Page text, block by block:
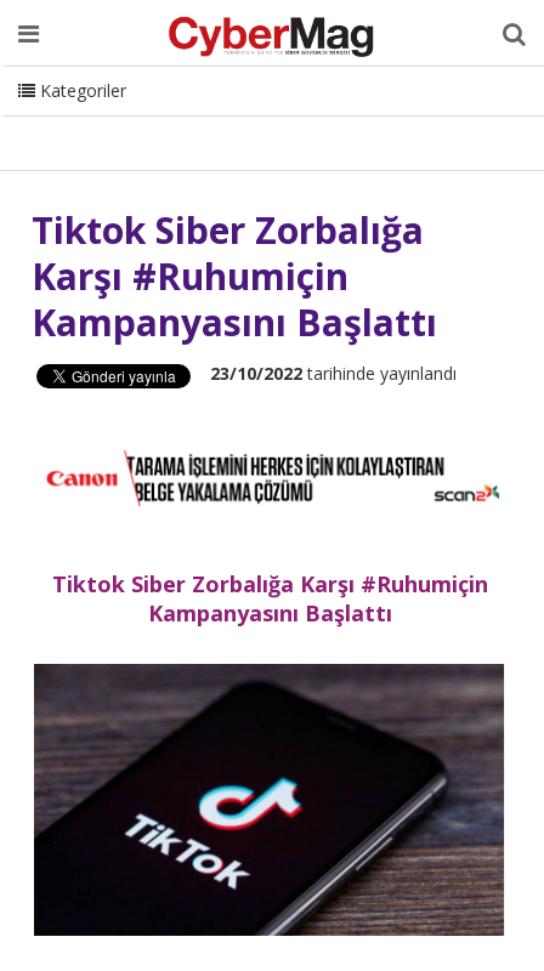
Ana Sayfa Hakkımızda Dergi Editörden
Danışmanlık
ISC Turkey Sizden Gelenler
İletişim
CyberMag Logo
Kategoriler
Tiktok Siber Zorbalığa
Karşı #Ruhumiçin
Kampanyasını Başlattı
23/10/2022tarihinde yayınlandı
Tiktok Siber Zorbalığa Karşı #Ruhumiçin
Kampanyasını Başlattı